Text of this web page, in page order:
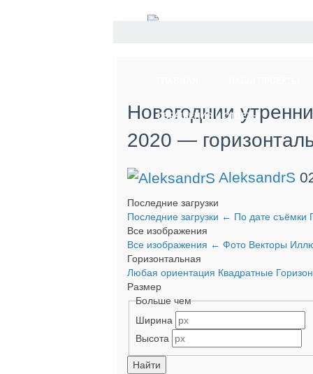
ОБРАЩЕНИЯ И ОТВЕТЫ
Новогоднии
2020 —
AleksandrS
Последние загрузки
Последние загрузки ← По дате съёмки
Все изображения
Все изображения ← Фото Векторы
Горизонтальная
Любая ориентация Квадратные
Размер
Больше чем
Ширина
Высота